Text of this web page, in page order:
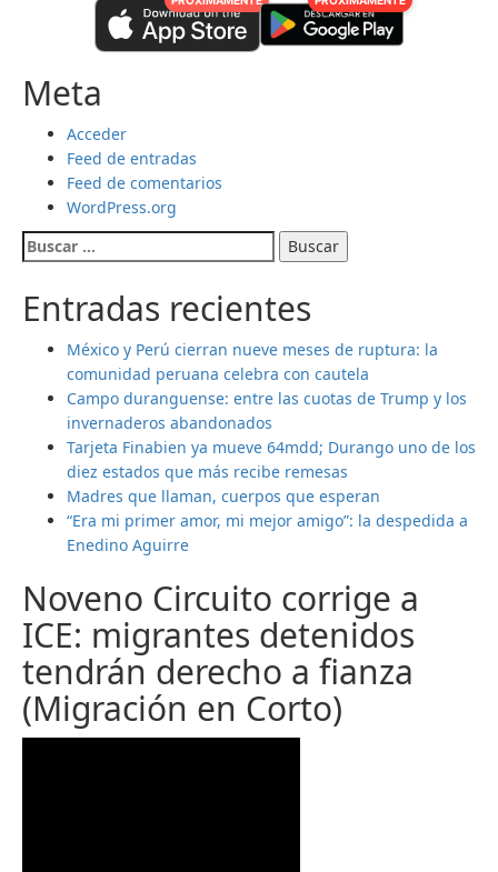
Meta
Acceder
Feed de entradas
Feed de comentarios
WordPress.org
Buscar:
Entradas recientes
México y Perú cierran nueve meses de ruptura: la
comunidad peruana celebra con cautela
Campo duranguense: entre las cuotas de Trump y los
invernaderos abandonados
Tarjeta Finabien ya mueve 64mdd; Durango uno de los
diez estados que más recibe remesas
Madres que llaman, cuerpos que esperan
“Era mi primer amor, mi mejor amigo”: la despedida a
Enedino Aguirre
Noveno Circuito corrige a
ICE: migrantes detenidos
tendrán derecho a fianza
(Migración en Corto)